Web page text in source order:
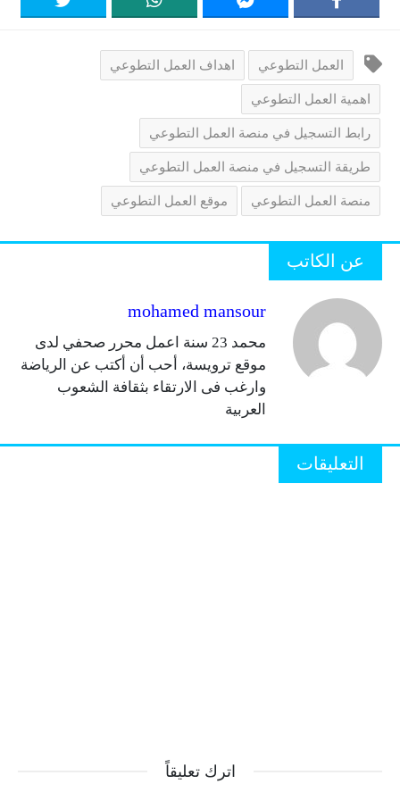
العمل التطوعي اهداف العمل التطوعي
اهمية العمل التطوعي
رابط التسجيل في منصة العمل التطوعي
طريقة التسجيل في منصة العمل التطوعي
منصة العمل التطوعي موقع العمل التطوعي
عن الكاتب
mohamed mansour
محمد 23 سنة اعمل محرر صحفي لدى
موقع ترويسة، أحب أن أكتب عن الرياضة
وارغب فى الارتقاء بثقافة الشعوب
العربية
التعليقات
اترك تعليقاً